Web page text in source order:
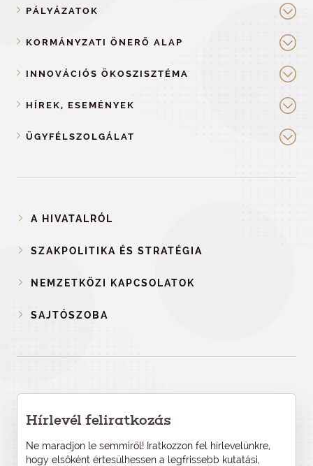
PÁLYÁZATOK
KORMÁNYZATI ÖNERŐ ALAP
INNOVÁCIÓS ÖKOSZISZTÉMA
HÍREK, ESEMÉNYEK
ÜGYFÉLSZOLGÁLAT
A HIVATALRÓL
SZAKPOLITIKA ÉS STRATÉGIA
NEMZETKÖZI KAPCSOLATOK
SAJTÓSZOBA
Hírlevél feliratkozás
Ne maradjon le semmiről! Iratkozzon fel hírlevelünkre,
hogy elsőként értesülhessen a legfrissebb kutatási,